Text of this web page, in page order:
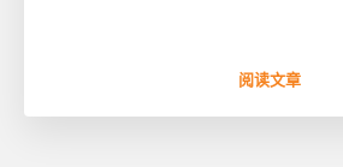
阅读文章